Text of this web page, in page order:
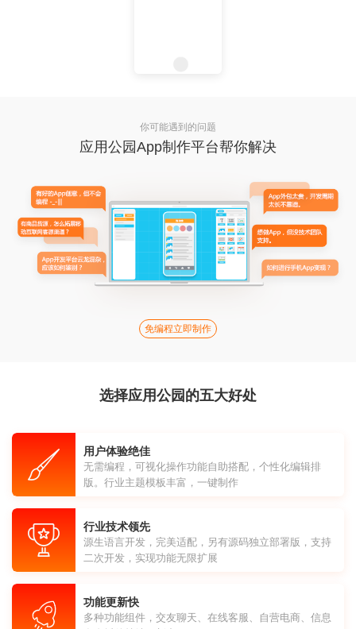
你可能遇到的问题
应用公园App制作平台帮你解决
免编程立即制作
选择应用公园的五大好处
用户体验绝佳
无需编程，可视化操作功能自助搭配，个性化编辑排
版。行业主题模板丰富，一键制作
行业技术领先
源生语言开发，完美适配，另有源码独立部署版，支持
二次开发，实现功能无限扩展
功能更新快
多种功能组件，交友聊天、在线客服、自营电商、信息